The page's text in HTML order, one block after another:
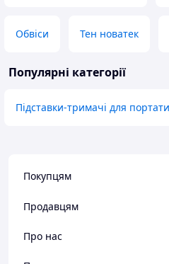
Обвіси Тен новатек
Популярні категорії
Підставки-тримачі для
Покупцям
Продавцям
Про нас